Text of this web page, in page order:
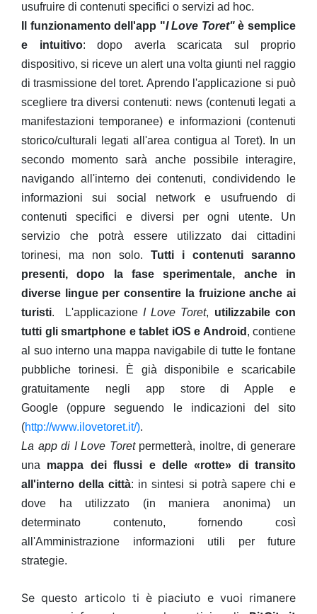
usufruire di contenuti specifici o servizi ad hoc.
Il funzionamento dell'app "I Love Toret"è semplice
e intuitivo: dopo averla scaricata sul proprio
dispositivo, si riceve un alert una volta giunti nel raggio
di trasmissione del toret. Aprendo l'applicazione si può
scegliere tra diversi contenuti: news (contenuti legati a
manifestazioni temporanee) e informazioni (contenuti
storico/culturali legati all'area contigua al Toret). In un
secondo momento sarà anche possibile interagire,
navigando all'interno dei contenuti, condividendo le
informazioni sui social network e usufruendo di
contenuti specifici e diversi per ogni utente. Un
servizio che potrà essere utilizzato dai cittadini
torinesi, ma non solo. Tutti i contenuti saranno
presenti, dopo la fase sperimentale, anche in
diverse lingue per consentire la fruizione anche ai
turisti. L'applicazioneI Love Toret, utilizzabile con
tutti gli smartphone e tablet iOS e Android , contiene
al suo interno una mappa navigabile di tutte le fontane
pubbliche torinesi. È già disponibile e scaricabile
gratuitamente negli app store di Apple e
Google
(oppure seguendo le indicazioni del sito
(http://www.ilovetoret.it/).
La app di I Love Toret permetterà, inoltre, di generare
una mappa dei flussi e delle «rotte» di transito
all'interno della città: in sintesi si potrà sapere chi e
dove ha utilizzato (in maniera anonima) un
determinato contenuto, fornendo così
all'Amministrazione informazioni utili per future
strategie.
Se questo articolo ti è piaciuto e vuoi rimanere